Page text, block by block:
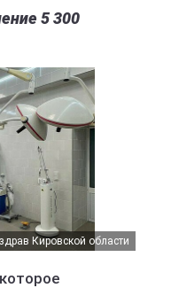
5 300
Кировской области